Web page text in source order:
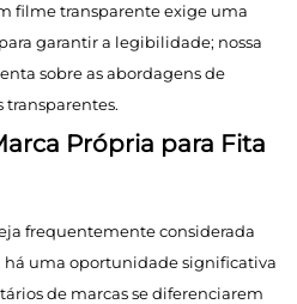
filme transparente exige uma
garantir a legibilidade; nossa
sobre as abordagens de
transparentes.
Própria para Fita
frequentemente considerada
uma oportunidade significativa
de marcas se diferenciarem